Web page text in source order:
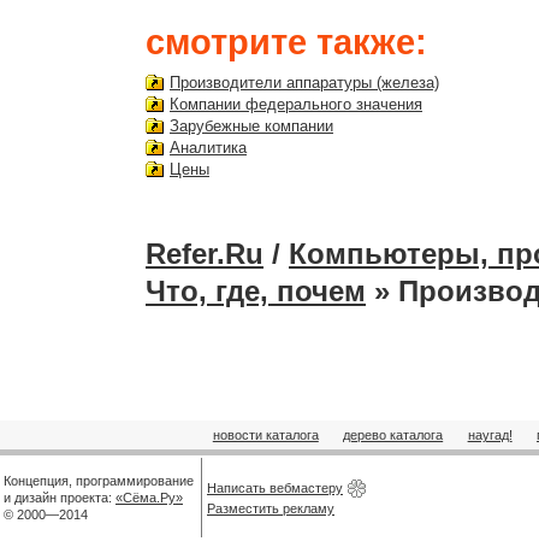
смотрите также:
Производители аппаратуры (железа)
Компании федерального значения
Зарубежные компании
Аналитика
Цены
Refer.Ru / Компьютеры,
Что, где, почем »
новости каталога дерево каталога наугад!
Концепция, программирование
и дизайн проекта: «Сёма.Ру»
© 2000—2014
Написать вебмастеру
Разместить рекламу